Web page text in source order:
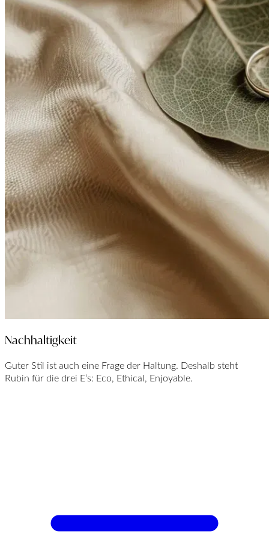
Nachhaltigkeit
Guter Stil ist auch eine Frage der Haltung. Deshalb steht
Rubin für die drei E‘s: Eco, Ethical, Enjoyable.